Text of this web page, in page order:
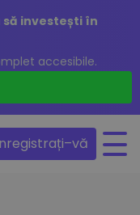
investești în
accesibile.